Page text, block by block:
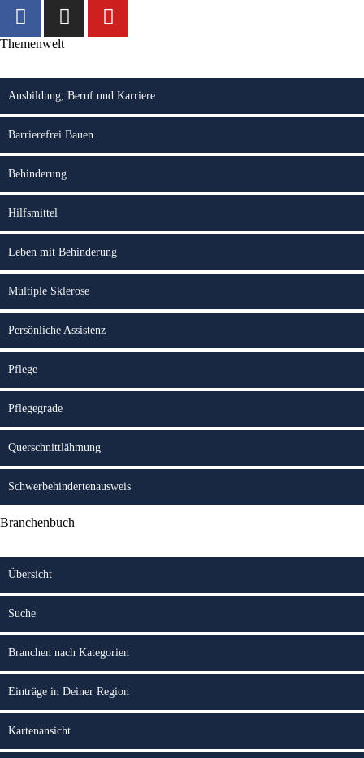
Themenwelt
Ausbildung, Beruf und Karriere
Barrierefrei Bauen
Behinderung
Hilfsmittel
Leben mit Behinderung
Multiple Sklerose
Persönliche Assistenz
Pflege
Pflegegrade
Querschnittlähmung
Schwerbehindertenausweis
Branchenbuch
Übersicht
Suche
Branchen nach Kategorien
Einträge in Deiner Region
Kartenansicht